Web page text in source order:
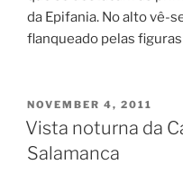
da Epifania. No alto vê-
flanqueado pelas
POSTED
ON
NOVEMBER 4, 2011
Vista noturna da
Salamanca